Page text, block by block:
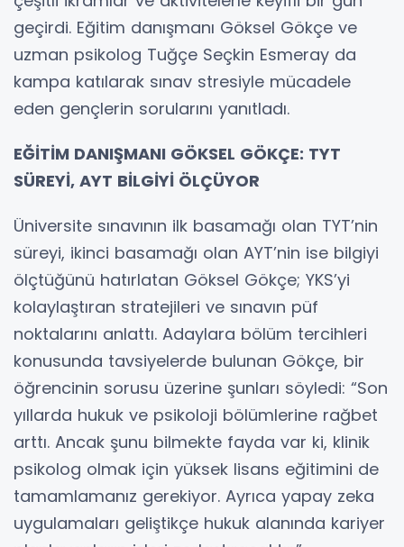
geçirdi. Eğitim danışmanı Göksel Gökçe ve
uzman psikolog Tuğçe Seçkin Esmeray da
kampa katılarak sınav stresiyle mücadele
eden gençlerin sorularını yanıtladı.
EĞİTİM DANIŞMANI GÖKSEL GÖKÇE: TYT
SÜREYİ, AYT BİLGİYİ ÖLÇÜYOR
Üniversite sınavının ilk basamağı olan TYT’nin
süreyi, ikinci basamağı olan AYT’nin ise bilgiyi
ölçtüğünü hatırlatan Göksel Gökçe; YKS’yi
kolaylaştıran stratejileri ve sınavın püf
noktalarını anlattı. Adaylara bölüm tercihleri
konusunda tavsiyelerde bulunan Gökçe, bir
öğrencinin sorusu üzerine şunları söyledi: “Son
yıllarda hukuk ve psikoloji bölümlerine rağbet
arttı. Ancak şunu bilmekte fayda var ki, klinik
psikolog olmak için yüksek lisans eğitimini de
tamamlamanız gerekiyor. Ayrıca yapay zeka
uygulamaları geliştikçe hukuk alanında kariyer